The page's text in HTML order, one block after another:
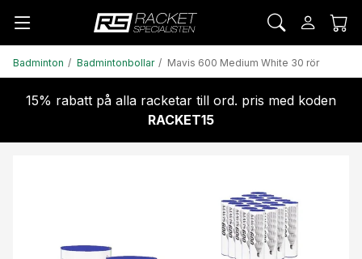
Badminton Badmintonbollar Mavis 600 Medium White 30 rör
15% rabatt på alla racketar till ord. pris med koden
RACKET15